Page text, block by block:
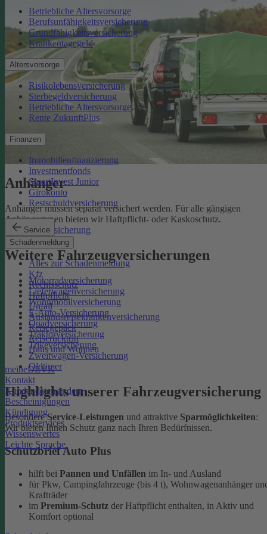
Betriebliche Altersvorsorge
Berufsunfähigkeitsversicherung
Grundfähigkeitsversicherung
Krankentagegeld
Altersvorsorge
Risikolebensversicherung
Sterbegeldversicherung
Betriebliche Altersvorsorge
Rente ZukunftPlus
Finanzen
Immobilienfinanzierung
Investmentfonds
SmartInvest Junior
Girokonto
Restschuldversicherung
Service
Schadenmeldung
Alles zur Schadenmeldung
Kfz
Rechtsschutz
Haftpflicht
Unfall
Auslandsreisekrankenversicherung
Reisegepäck
Reiserücktritt
Haus und Wohnen
meineDEVK
Kontakt
Kundendaten ändern
Bescheinigungen
Kündigung
Produktservices
Wissenswertes
Leichte Sprache
Anhänger
Anhänger müssen separat versichert werden. Für alle gängigen
Anhängertypen bieten wir Haftpflicht- oder Kaskoschutz.
Anhängerversicherung
Weitere Fahrzeugversicherungen
Motorradversicherung
Lieferwagenversicherung
Wohnmobilversicherung
E-Auto-Versicherung
Quadversicherung
Traktorversicherung
Trikeversicherung
Zweitwagen-Versicherung
Oldtimer
Highlights unserer Fahrzeugversicherung
BesondereService-Leistungen und attraktive Sparmöglichkeiten:
Wir bieten Ihnen Schutz ganz nach Ihren Bedürfnissen.
Schutzbrief Auto Plus
hilft bei Pannen und Unfällen im In- und Ausland
für Pkw, Campingfahrzeuge (bis 4 t), Wohnwagenanhänger
Krafträder
im Premium-Schutz der Haftpflicht enthalten, in Aktiv und
Komfort optional